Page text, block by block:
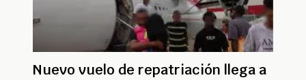
Nuevo vuelo de repatriación llega a